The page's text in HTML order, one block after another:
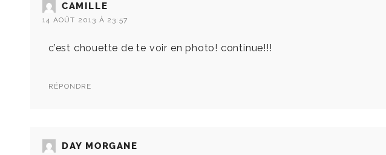
CAMILLE
14 AOÛT 2013 À 23:57
c’est chouette de te voir en photo! continue!!!
RÉPONDRE
DAY MORGANE